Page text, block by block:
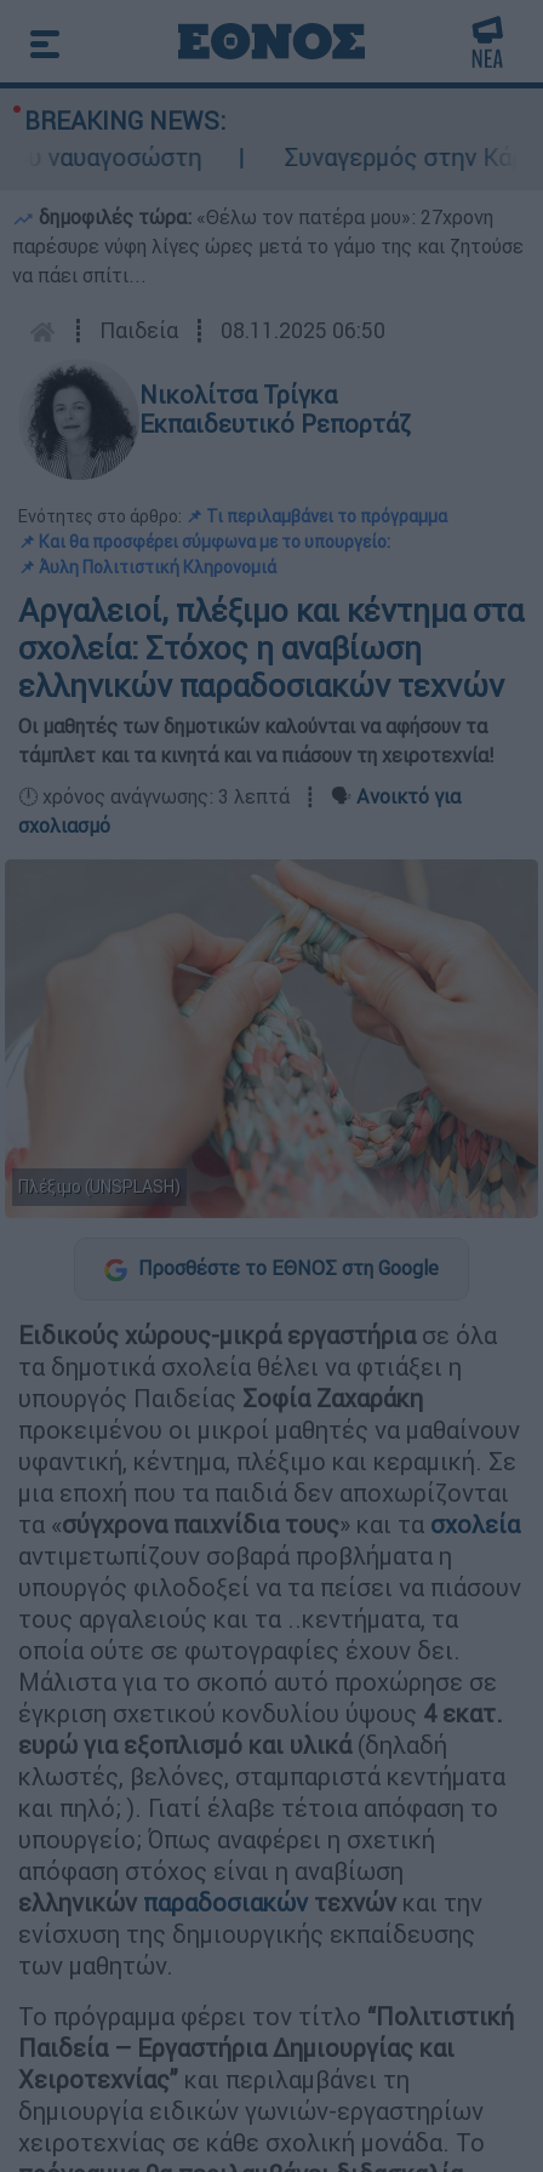
BREAKING NEWS:
Συναγερμός στην
δημοφιλές τώρα: «Θέλω τον πατέρα μου»: 27χρονη
παρέσυρε νύφη λίγες ώρες μετά το γάμο της και ζητούσε
να πάει σπίτι...
┋ Παιδεία ┋ 08.11.2025 06:50
Νικολίτσα Τρίγκα
Εκπαιδευτικό Ρεπορτάζ
Ενότητες στο άρθρο: 📌 Τι περιλαμβάνει το πρόγραμμα
📌 Και θα προσφέρει σύμφωνα με το υπουργείο:
📌 Άυλη Πολιτιστική Κληρονομιά
Αργαλειοί, πλέξιμο και κέντημα στα
σχολεία: Στόχος η αναβίωση
ελληνικών παραδοσιακών τεχνών
Οι μαθητές των δημοτικών καλούνται να αφήσουν τα
τάμπλετ και τα κινητά και να πιάσουν τη χειροτεχνία!
🕛 χρόνος ανάγνωσης: 3 λεπτά ┋ 🗣️ Ανοικτό για
σχολιασμό
Πλέξιμο (UNSPLASH)
Προσθέστε το ΕΘΝΟΣ στη Google
Ειδικούς χώρους-μικρά εργαστήριασε όλα
τα δημοτικά σχολεία θέλει να φτιάξει η
υπουργός Παιδείας Σοφία Ζαχαράκη
προκειμένου οι μικροί μαθητές να μαθαίνουν
υφαντική, κέντημα, πλέξιμο και κεραμική. Σε
μια εποχή που τα παιδιά δεν αποχωρίζονται
τα «σύγχρονα παιχνίδια τους» και τα σχολεία
αντιμετωπίζουν σοβαρά προβλήματα η
υπουργός φιλοδοξεί να τα πείσει να πιάσουν
τους αργαλειούς και τα ..κεντήματα, τα
οποία ούτε σε φωτογραφίες έχουν δει.
Μάλιστα για το σκοπό αυτό προχώρησε σε
έγκριση σχετικού κονδυλίου ύψους 4 εκατ.
ευρώ για εξοπλισμό και υλικά(δηλαδή
κλωστές, βελόνες, σταμπαριστά κεντήματα
και πηλό; ). Γιατί έλαβε τέτοια απόφαση το
υπουργείο; Όπως αναφέρει η σχετική
απόφαση στόχος είναι η αναβίωση
ελληνικών παραδοσιακών τεχνών και την
ενίσχυση της δημιουργικής εκπαίδευσης
των μαθητών.
Το πρόγραμμα φέρει τον τίτλο “Πολιτιστική
Παιδεία – Εργαστήρια Δημιουργίας και
Χειροτεχνίας” και περιλαμβάνει τη
δημιουργία ειδικών γωνιών-εργαστηρίων
χειροτεχνίας σε κάθε σχολική μονάδα. Το